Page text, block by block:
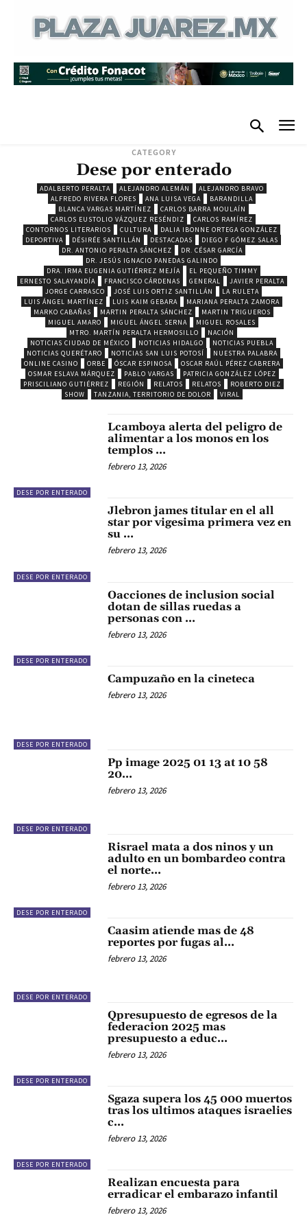
CATEGORY
Dese por enterado
ADALBERTO PERALTA ALEJANDRO ALEMÁN
ALEJANDRO BRAVO
ALFREDO RIVERA FLORES
ANA LUISA VEGA
BARANDILLA
BLANCA VARGAS MARTÍNEZ
CARLOS BARRA MOULAÍN
CARLOS EUSTOLIO VÁZQUEZ RESÉNDIZ
CARLOS RAMÍREZ
CONTORNOS LITERARIOS
CULTURA
DALIA IBONNE ORTEGA GONZÁLEZ
DEPORTIVA
DÉSIRÉE SANTILLÁN DESTACADAS
DIEGO F GÓMEZ SALAS
DR. ANTONIO PERALTA SÁNCHEZ
DR. CÉSAR GARCÍA
DR. JESÚS IGNACIO PANEDAS GALINDO
DRA. IRMA EUGENIA GUTIÉRREZ MEJÍA
EL PEQUEÑO TIMMY
ERNESTO SALAYANDÍA
FRANCISCO CÁRDENAS GENERAL
JAVIER PERALTA
JORGE CARRASCO
JOSÉ LUIS ORTIZ SANTILLÁN
LA RULETA
LUIS ÁNGEL MARTÍNEZ
LUIS KAIM GEBARA
MARIANA PERALTA ZAMORA
MARKO CABAÑAS
MARTIN PERALTA SÁNCHEZ
MARTIN TRIGUEROS
MIGUEL AMARO
MIGUEL ÁNGEL SERNA
MIGUEL ROSALES
MTRO. MARTÍN PERALTA HERMOSILLO
NACIÓN
NOTICIAS CIUDAD DE MÉXICO
NOTICIAS HIDALGO
NOTICIAS PUEBLA
NOTICIAS QUERÉTARO
NOTICIAS SAN LUIS POTOSÍ
NUESTRA PALABRA
ONLINE CASINO
ORBE ÓSCAR ESPINOSA
OSCAR RAÚL PÉREZ CABRERA
OSMAR ESLAVA MÁRQUEZ
PABLO VARGAS
PATRICIA GONZÁLEZ LÓPEZ
PRISCILIANO GUTIÉRREZ
REGIÓN RELATOS RELATOS
ROBERTO DIEZ
SHOW
TANZANIA, TERRITORIO DE DOLOR VIRAL
DESE POR ENTERADO
Lcamboya alerta del peligro de
alimentar a los monos en los
templos …
febrero 13, 2026
DESE POR ENTERADO
Jlebron james titular en el all
star por vigesima primera vez en
su …
febrero 13, 2026
DESE POR ENTERADO
Oacciones de inclusion social
dotan de sillas ruedas a
personas con …
febrero 13, 2026
DESE POR ENTERADO
Campuzaño en la cineteca
febrero 13, 2026
DESE POR ENTERADO
Pp image 2025 01 13 at 10 58
20…
febrero 13, 2026
DESE POR ENTERADO
Risrael mata a dos ninos y un
adulto en un bombardeo contra
el norte…
febrero 13, 2026
DESE POR ENTERADO
Caasim atiende mas de 48
reportes por fugas al…
febrero 13, 2026
DESE POR ENTERADO
Qpresupuesto de egresos de la
federacion 2025 mas
presupuesto a educ…
febrero 13, 2026
DESE POR ENTERADO
Sgaza supera los 45 000 muertos
tras los ultimos ataques israelies
c…
febrero 13, 2026
Realizan encuesta para
erradicar el embarazo infantil
febrero 13, 2026